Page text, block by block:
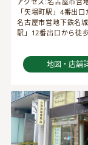
「矢場町駅」4番出
名古屋市営地下鉄名
駅」12番出口から徒
地図・店舗